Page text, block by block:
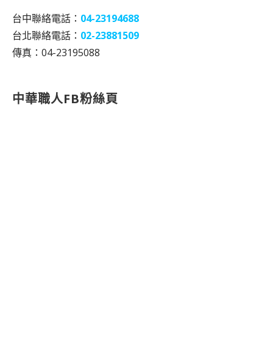
台中聯絡電話： 04-23194688
台北聯絡電話： 02-23881509
傳真：04-23195088
中華職人FB粉絲頁